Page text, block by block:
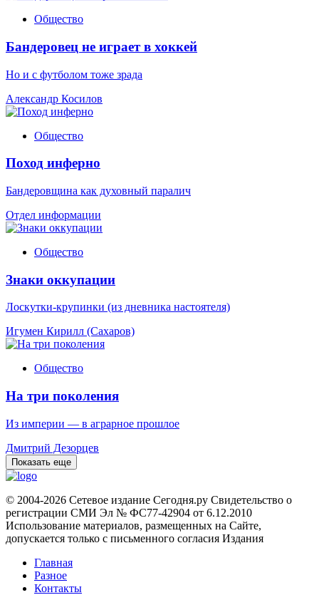
Общество
Бандеровец не играет в хоккей
Но и с футболом тоже зрада
Александр Косилов
Общество
Поход инферно
Бандеровщина как духовный паралич
Отдел информации
Общество
Знаки оккупации
Лоскутки-крупинки (из дневника настоятеля)
Игумен Кирилл (Сахаров)
Общество
На три поколения
Из империи — в аграрное прошлое
Дмитрий Дезорцев
Показать еще
© 2004-2026 Сетевое издание Сегодня.ру Свидетельство о
регистрации СМИ Эл № ФС77-42904 от 6.12.2010
Использование материалов, размещенных на Сайте,
допускается только с письменного согласия Издания
Главная
Разное
Контакты